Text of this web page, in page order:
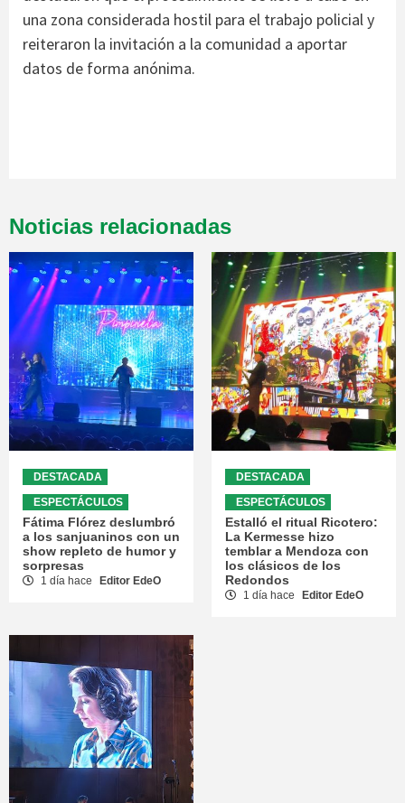
una zona considerada hostil para el trabajo policial y
reiteraron la invitación a la comunidad a aportar
datos de forma anónima.
Noticias relacionadas
DESTACADA
ESPECTÁCULOS
Fátima Flórez deslumbró
a los sanjuaninos con un
show repleto de humor y
sorpresas
1 día hace Editor EdeO
DESTACADA
ESPECTÁCULOS
Estalló el ritual Ricotero:
La Kermesse hizo
temblar a Mendoza con
los clásicos de los
Redondos
1 día hace Editor EdeO